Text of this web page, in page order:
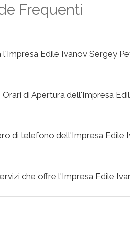
Frequenti
l'Impresa Edile Ivanov Sergey
Orari di Apertura dell'Impresa
di telefono dell'Impresa Edile
che offre l'Impresa Edile